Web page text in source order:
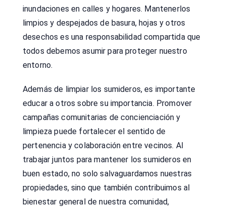
inundaciones en calles y hogares. Mantenerlos
limpios y despejados de basura, hojas y otros
desechos es una responsabilidad compartida que
todos debemos asumir para proteger nuestro
entorno.
Además de limpiar los sumideros, es importante
educar a otros sobre su importancia. Promover
campañas comunitarias de concienciación y
limpieza puede fortalecer el sentido de
pertenencia y colaboración entre vecinos. Al
trabajar juntos para mantener los sumideros en
buen estado, no solo salvaguardamos nuestras
propiedades, sino que también contribuimos al
bienestar general de nuestra comunidad,